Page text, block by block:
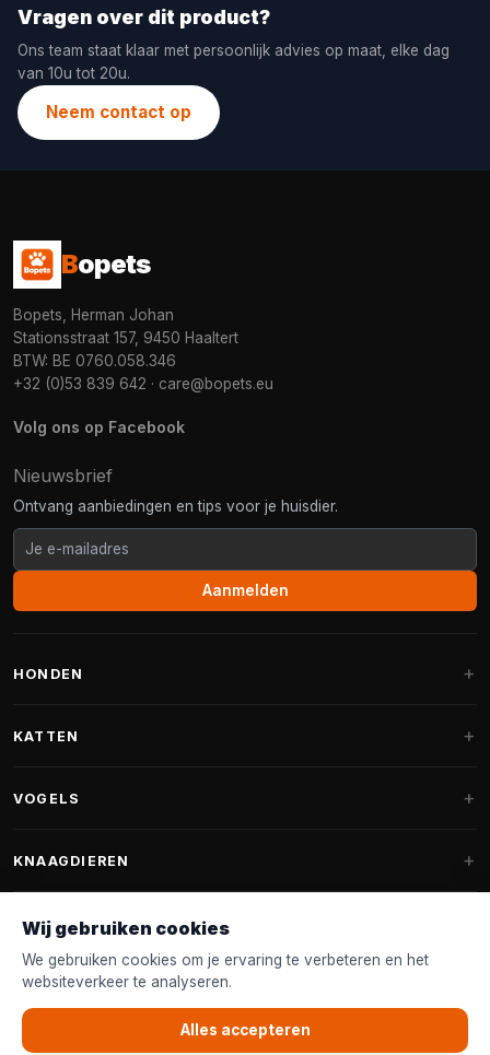
Vragen over dit product?
Ons team staat klaar met persoonlijk advies op maat, elke dag
van 10u tot 20u.
Neem contact op
Bopets
Bopets, Herman Johan
Stationsstraat 157, 9450 Haaltert
BTW: BE 0760.058.346
+32 (0)53 839 642 · care@bopets.eu
Volg ons op Facebook
Nieuwsbrief
Ontvang aanbiedingen en tips voor je huisdier.
Aanmelden
HONDEN
Fantail hondenmanden
Hondenspeelgoed
Halsband & Lijn
Shampoo & Verzorging
KATTEN
Krabpalen voor Maine Coon
Kattenmanden
VOGELS
Vogelvoer binnenvogels
Voederhuisjes
Nestkastjes & Nesting
Tuinvogelvoer
KNAAGDIEREN
Knaagdierenvoer
Accessoires
KLANTENSERVICE
Wij gebruiken cookies
We gebruiken cookies om je ervaring te verbeteren en het
websiteverkeer te analyseren.
Alles accepteren